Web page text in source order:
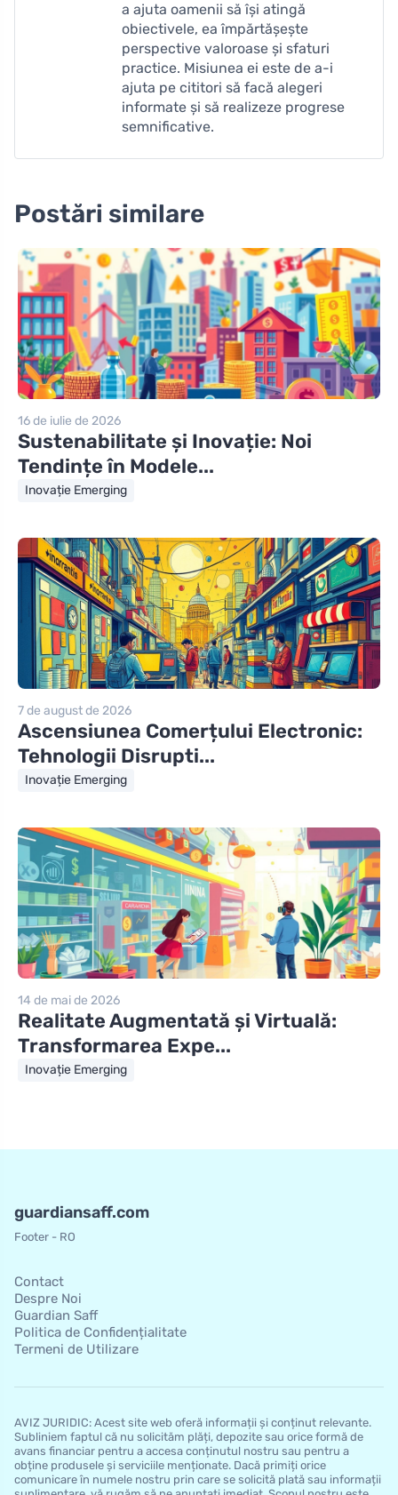
a ajuta oamenii să își atingă
obiectivele, ea împărtășește
perspective valoroase și sfaturi
practice. Misiunea ei este de a-i
ajuta pe cititori să facă alegeri
informate și să realizeze progrese
semnificative.
Postări similare
16 de iulie de 2026
Sustenabilitate și Inovație: Noi
Tendințe în Modele...
Inovație Emerging
7 de august de 2026
Ascensiunea Comerțului Electronic:
Tehnologii Disrupti...
Inovație Emerging
14 de mai de 2026
Realitate Augmentată și Virtuală:
Transformarea Expe...
Inovație Emerging
guardiansaff.com
Footer - RO
Contact
Despre Noi
Guardian Saff
Politica de Confidențialitate
Termeni de Utilizare
AVIZ JURIDIC: Acest site web oferă informații și conținut relevante.
Subliniem faptul că nu solicităm plăți, depozite sau orice formă de
avans financiar pentru a accesa conținutul nostru sau pentru a
obține produsele și serviciile menționate. Dacă primiți orice
comunicare în numele nostru prin care se solicită plată sau informații